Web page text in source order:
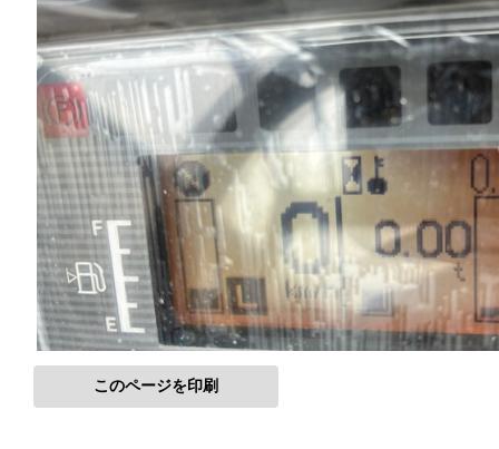
このページを印刷